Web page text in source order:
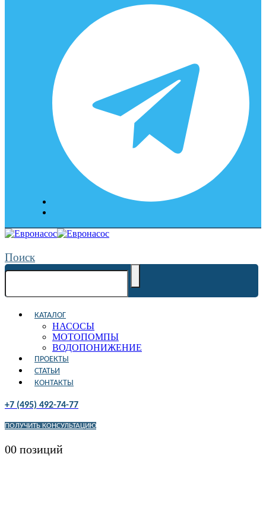
Поиск
КАТАЛОГ
НАСОСЫ
МОТОПОМПЫ
ВОДОПОНИЖЕНИЕ
ПРОЕКТЫ
СТАТЬИ
КОНТАКТЫ
+7 (495) 492-74-77
ПОЛУЧИТЬ КОНСУЛЬТАЦИЮ
00 позиций